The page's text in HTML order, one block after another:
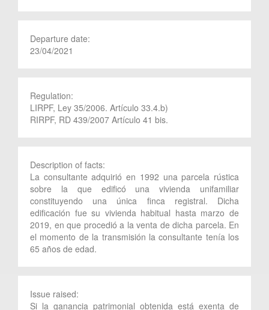
Departure date:
23/04/2021
Regulation:
LIRPF, Ley 35/2006. Artículo 33.4.b)
RIRPF, RD 439/2007 Artículo 41 bis.
Description of facts:
La consultante adquirió en 1992 una parcela rústica
sobre la que edificó una vivienda unifamiliar
constituyendo una única finca registral. Dicha
edificación fue su vivienda habitual hasta marzo de
2019, en que procedió a la venta de dicha parcela. En
el momento de la transmisión la consultante tenía los
65 años de edad.
Issue raised:
Si la ganancia patrimonial obtenida está exenta de